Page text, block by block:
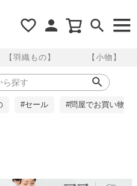
【羽織もの】 【小物】
#セール #問屋でお買い物